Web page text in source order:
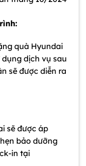
quà Hyundai
dịch vụ sau
sẽ được diễn ra
sẽ được áp
bảo dưỡng
in tại